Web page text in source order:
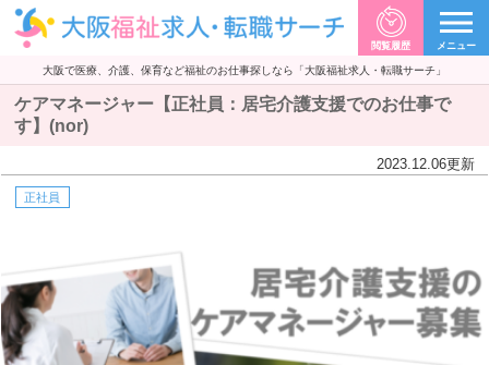
大阪で医療、介護、保育など福祉のお仕事探しなら「大阪福祉求人・転職サーチ」
閲覧履歴 メニュー
ケアマネージャー【正社員：居宅介護支援でのお仕事で
す】(nor)
2023.12.06更新
正社員